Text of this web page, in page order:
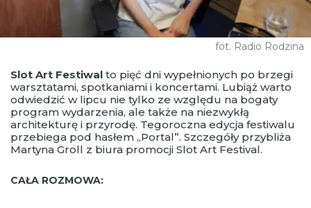
fot. Radio Rodzina
Slot Art Festiwal to pięć dni wypełnionych po brzegi
warsztatami, spotkaniami i koncertami. Lubiąż warto
odwiedzić w lipcu nie tylko ze względu na bogaty
program wydarzenia, ale także na niezwykłą
architekturę i przyrodę. Tegoroczna edycja festiwalu
przebiega pod hasłem „Portal”. Szczegóły przybliża
Martyna Groll z biura promocji Slot Art Festival.
CAŁA ROZMOWA: